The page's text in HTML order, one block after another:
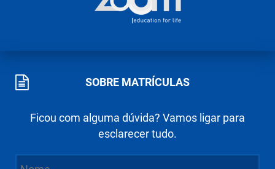
SOBRE MATRÍCULAS
Ficou com alguma dúvida? Vamos ligar para
esclarecer tudo.